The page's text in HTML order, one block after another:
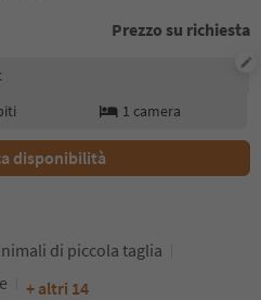
Prezzo su richiesta
1 camera
disponibilità
di piccola taglia
+ altri 14